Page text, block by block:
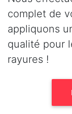
complet de
appliquons
qualité pour
rayures !